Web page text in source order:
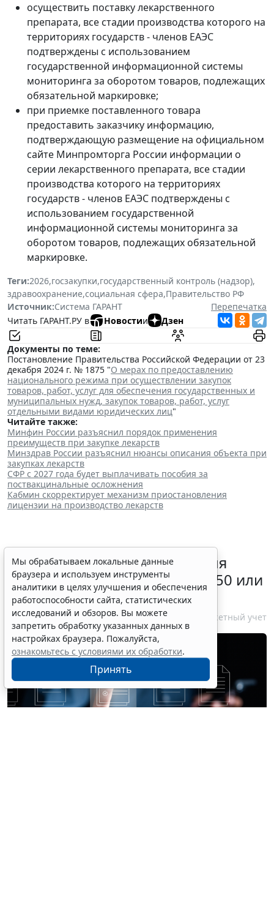
осуществить поставку лекарственного
препарата, все стадии производства которого на
территориях государств - членов ЕАЭС
подтверждены с использованием
государственной информационной системы
мониторинга за оборотом товаров, подлежащих
обязательной маркировке;
при приемке поставленного товара
предоставить заказчику информацию,
подтверждающую размещение на официальном
сайте Минпромторга России информации о
серии лекарственного препарата, все стадии
производства которого на территориях
государств - членов ЕАЭС подтверждены с
использованием государственной
информационной системы мониторинга за
оборотом товаров, подлежащих обязательной
маркировке.
Теги:2026,госзакупки,государственный контроль (надзор),
здравоохранение,социальная сфера,Правительство РФ
Источник:Система ГАРАНТ
Перепечатка
Читать ГАРАНТ.РУ в
Новостии Дзен
Документы по теме:
Постановление Правительства Российской Федерации от 23
декабря 2024 г. № 1875 "О мерах по предоставлению
национального режима при осуществлении закупок
товаров, работ, услуг для обеспечения государственных и
муниципальных нужд, закупок товаров, работ, услуг
отдельными видами юридических лиц"
Читайте также:
Минфин России разъяснил порядок применения
преимуществ при закупке лекарств
Минздрав России разъяснил нюансы описания объекта при
закупках лекарств
СФР с 2027 года будет выплачивать пособия за
поствакцинальные осложнения
Кабмин скорректирует механизм приостановления
лицензии на производство лекарств
Какой счет нужно выбрать для
начисления отпускных – 401 50 или
401 60
10 августа 2026 14:15 Бюджетный учет
Мы обрабатываем локальные данные
браузера и используем инструменты
аналитики в целях улучшения и обеспечения
работоспособности сайта, статистических
исследований и обзоров. Вы можете
запретить обработку указанных данных в
настройках браузера. Пожалуйста,
ознакомьтесь с условиями их обработки.
Принять